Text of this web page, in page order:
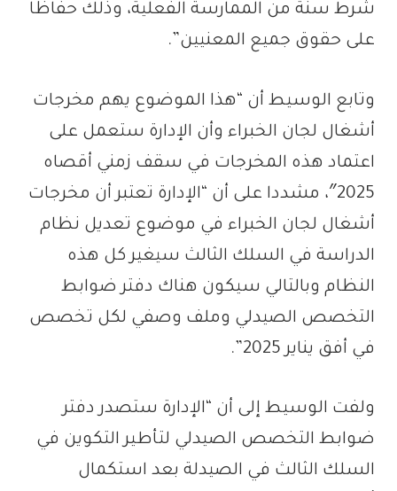
شرط سنة من الممارسة الفعلية، وذلك حفاظا
على حقوق جميع المعنيين”.
وتابع الوسيط أن “هذا الموضوع يهم مخرجات
أشغال لجان الخبراء وأن الإدارة ستعمل على
اعتماد هذه المخرجات في سقف زمني أقصاه
2025″، مشددا على أن “الإدارة تعتبر أن مخرجات
أشغال لجان الخبراء في موضوع تعديل نظام
الدراسة في السلك الثالث سيغير كل هذه
النظام وبالتالي سيكون هناك دفتر ضوابط
التخصص الصيدلي وملف وصفي لكل تخصص
في أفق يناير 2025”.
ولفت الوسيط إلى أن “الإدارة ستصدر دفتر
ضوابط التخصص الصيدلي لتأطير التكوين في
السلك الثالث في الصيدلة بعد استكمال